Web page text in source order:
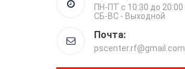
ПН-ПТ с 10:30 до 20:00
СБ-ВС - Выходной
Почта:
pscenter.rf@gmail.com